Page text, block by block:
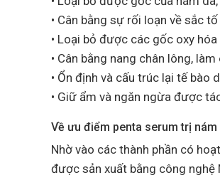
• Cân bằng sự rối loạn về sắc
• Loại bỏ được các gốc oxy
• Cân bằng nang chân lông,
• Ổn định và cấu trúc lại tế bào
• Giữ ẩm và ngăn ngừa được
Về ưu điểm penta serum trị nám
Nhờ vào các thành phần có
được sản xuất bằng công